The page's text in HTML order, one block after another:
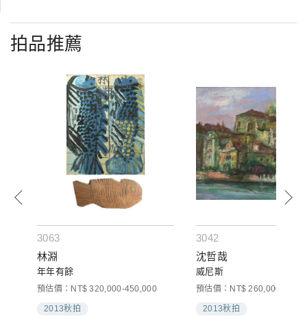
拍品推薦
3063
林淵
年年有餘
預估價：NT$ 320,000-450,000
2013秋拍
3042
沈哲哉
威尼斯
預估價：NT$ 260,000-
2013秋拍